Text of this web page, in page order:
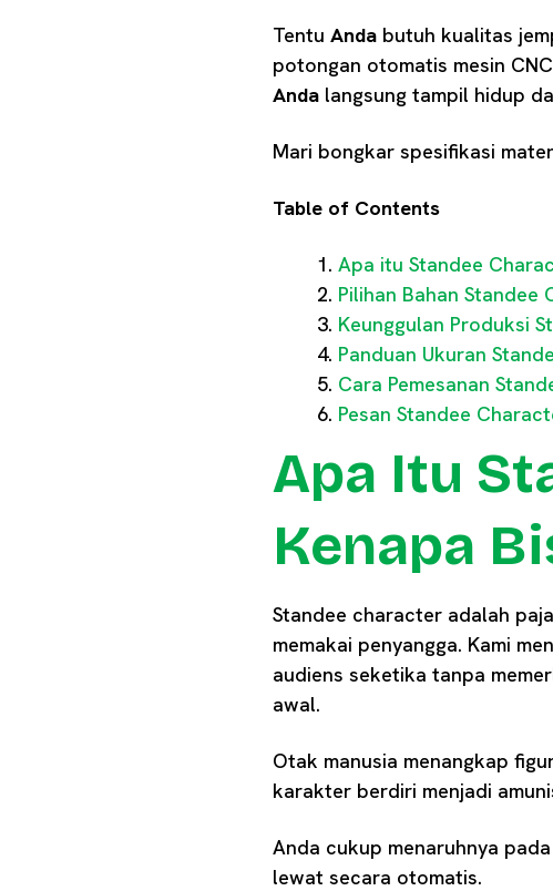
Tentu Anda butuh kualitas
potongan otomatis mesin
Anda langsung tampil hidup
Mari bongkar spesifikasi
Table of Contents
Apa itu Standee
Pilihan Bahan Standee
Keunggulan Produksi
Panduan Ukuran
Cara Pemesanan
Pesan Standee
Apa Itu
Kenapa
Standee character adalah
memakai penyangga. Kami
audiens seketika tanpa
awal.
Otak manusia menangkap
karakter berdiri menjadi
Anda cukup menaruhnya
lewat secara otomatis.